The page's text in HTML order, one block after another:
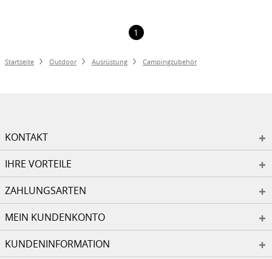
1
Startseite Outdoor Ausrüstung Campingzubehör
KONTAKT
IHRE VORTEILE
ZAHLUNGSARTEN
MEIN KUNDENKONTO
KUNDENINFORMATION